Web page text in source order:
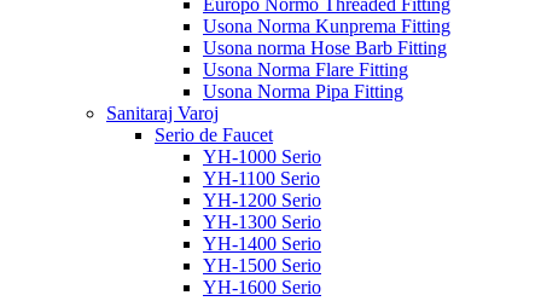
Eŭropo Normo Threaded Fitting
Usona Norma Kunprema Fitting
Usona norma Hose Barb Fitting
Usona Norma Flare Fitting
Usona Norma Pipa Fitting
Sanitaraj Varoj
Serio de Faucet
YH-1000 Serio
YH-1100 Serio
YH-1200 Serio
YH-1300 Serio
YH-1400 Serio
YH-1500 Serio
YH-1600 Serio